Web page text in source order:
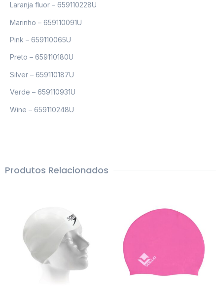
Laranja fluor – 659110228U
Marinho – 659110091U
Pink – 659110065U
Preto – 659110180U
Silver – 659110187U
Verde – 659110931U
Wine – 659110248U
Produtos Relacionados